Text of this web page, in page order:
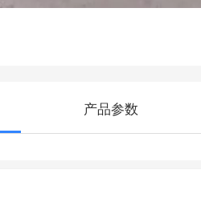
产品参数